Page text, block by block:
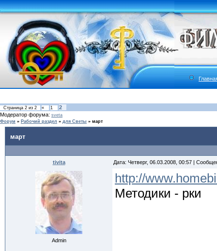
Страница 2 из 2 « 1
2
Модератор форума: sveta
Форум » Рабочий раздел » для Светы » март
март
tivita Дата: Четверг, 06.03.2008, 00:57 |
Admin
http://
Методики - рки